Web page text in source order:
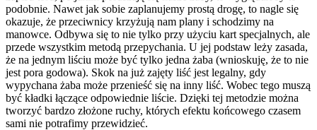
podobnie. Nawet jak sobie zaplanujemy prostą drogę, to nagle się
okazuje, że przeciwnicy krzyżują nam plany i schodzimy na
manowce. Odbywa się to nie tylko przy użyciu kart specjalnych, ale
przede wszystkim metodą przepychania. U jej podstaw leży zasada,
że na jednym liściu może być tylko jedna żaba (wnioskuję, że to nie
jest pora godowa). Skok na już zajęty liść jest legalny, gdy
wypychana żaba może przenieść się na inny liść. Wobec tego muszą
być kładki łączące odpowiednie liście. Dzięki tej metodzie można
tworzyć bardzo złożone ruchy, których efektu końcowego czasem
sami nie potrafimy przewidzieć.